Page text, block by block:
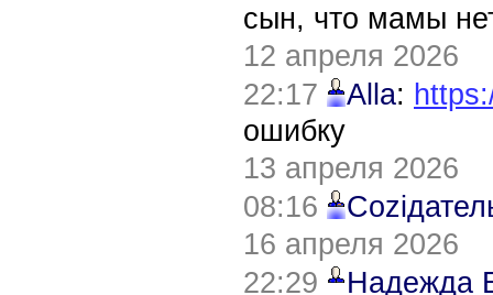
сын, что мамы
12 апреля 2026
22:17
Alla:
ошибку
13 апреля 2026
08:16
16 апреля 2026
22:29
Надежда